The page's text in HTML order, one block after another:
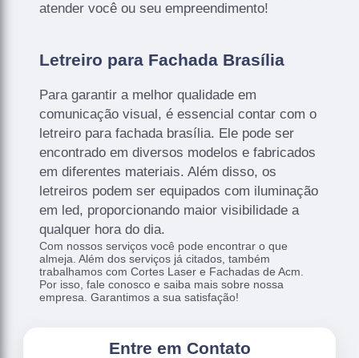
atender você ou seu empreendimento!
Letreiro para Fachada Brasília
Para garantir a melhor qualidade em
comunicação visual, é essencial contar com o
letreiro para fachada brasília. Ele pode ser
encontrado em diversos modelos e fabricados
em diferentes materiais. Além disso, os
letreiros podem ser equipados com iluminação
em led, proporcionando maior visibilidade a
qualquer hora do dia.
Com nossos serviços você pode encontrar o que
almeja. Além dos serviços já citados, também
trabalhamos com Cortes Laser e Fachadas de Acm.
Por isso, fale conosco e saiba mais sobre nossa
empresa. Garantimos a sua satisfação!
Entre em Contato